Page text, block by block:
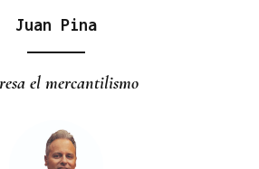
Juan Pina
el mercantilismo